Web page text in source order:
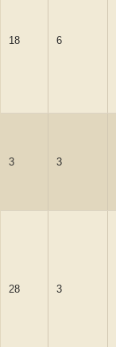
18 6
3 3
28 3